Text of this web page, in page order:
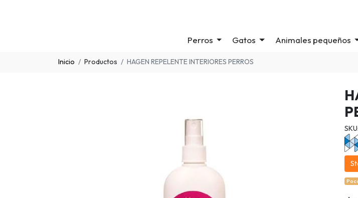
Perros Gatos Animales pequeños
Inicio Productos HAGEN REPELENTE INTERIORES PERROS